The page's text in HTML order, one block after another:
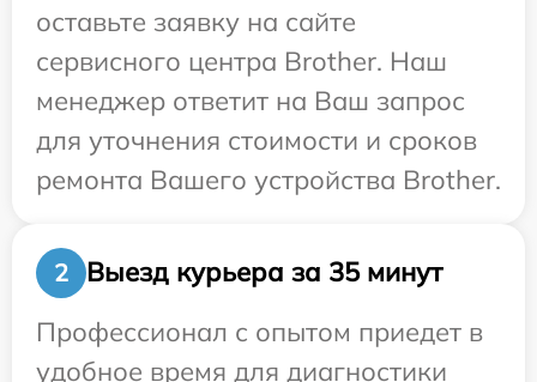
оставьте заявку на сайте
сервисного центра Brother. Наш
менеджер ответит на Ваш запрос
для уточнения стоимости и сроков
ремонта Вашего устройства Brother.
2
Выезд курьера за 35 минут
Профессионал с опытом приедет в
удобное время для диагностики